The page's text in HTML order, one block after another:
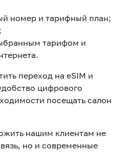
номер и тарифный план;
тарифом и
переход на eSIM и
цифрового
посещать салон
нашим клиентам не
но и современные